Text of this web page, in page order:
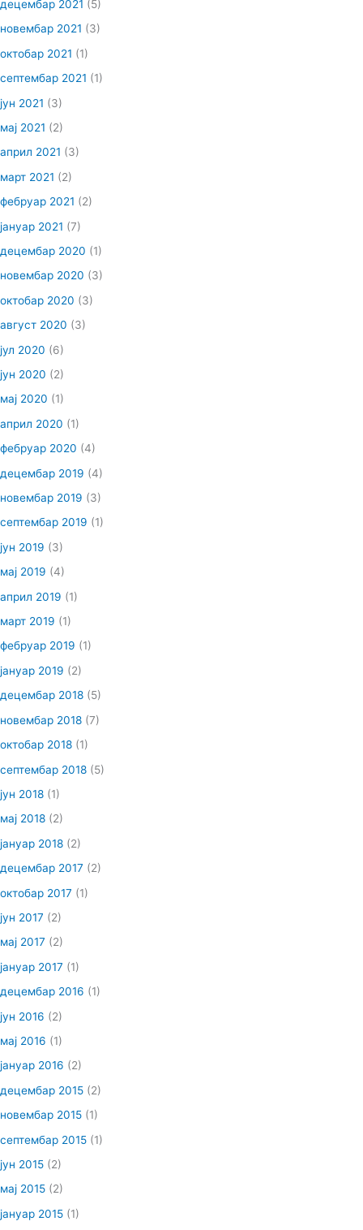
децембар 2021 (5)
новембар 2021 (3)
октобар 2021 (1)
септембар 2021 (1)
јун 2021 (3)
мај 2021 (2)
април 2021 (3)
март 2021 (2)
фебруар 2021 (2)
јануар 2021 (7)
децембар 2020 (1)
новембар 2020 (3)
октобар 2020 (3)
август 2020 (3)
јул 2020 (6)
јун 2020 (2)
мај 2020 (1)
април 2020 (1)
фебруар 2020 (4)
децембар 2019 (4)
новембар 2019 (3)
септембар 2019 (1)
јун 2019 (3)
мај 2019 (4)
април 2019 (1)
март 2019 (1)
фебруар 2019 (1)
јануар 2019 (2)
децембар 2018 (5)
новембар 2018 (7)
октобар 2018 (1)
септембар 2018 (5)
јун 2018 (1)
мај 2018 (2)
јануар 2018 (2)
децембар 2017 (2)
октобар 2017 (1)
јун 2017 (2)
мај 2017 (2)
јануар 2017 (1)
децембар 2016 (1)
јун 2016 (2)
мај 2016 (1)
јануар 2016 (2)
децембар 2015 (2)
новембар 2015 (1)
септембар 2015 (1)
јун 2015 (2)
мај 2015 (2)
јануар 2015 (1)